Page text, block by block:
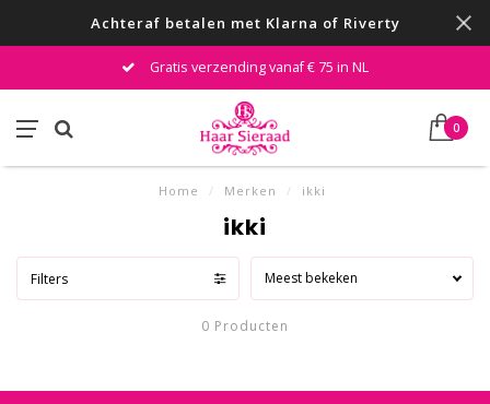
Achteraf betalen met Klarna of Riverty
Gratis verzending vanaf € 75 in NL
0
Home / Merken / ikki
ikki
Filters Meest bekeken
0 Producten